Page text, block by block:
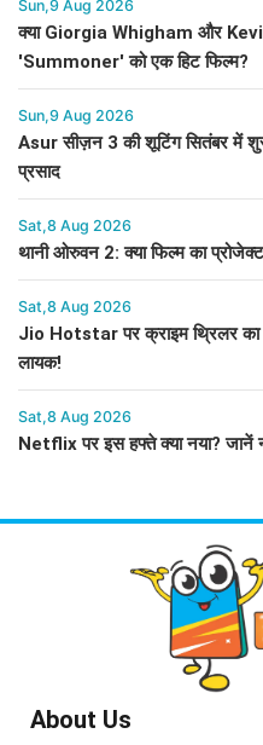
Sun,9 Aug 2026
क्या Giorgia Whigham और
'Summoner' को एक हिट फिल्म?
Sun,9 Aug 2026
Asur सीज़न 3 की शूटिंग सितंबर में शुरू
प्रसाद
Sat,8 Aug 2026
थानी ओरुवन 2: क्या फिल्म का
Sat,8 Aug 2026
Jio Hotstar पर क्राइम थ्रिलर
लायक!
Sat,8 Aug 2026
Netflix पर इस हफ्ते क्या नया? जानें
About Us